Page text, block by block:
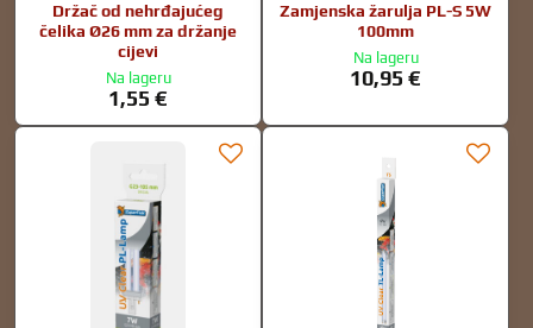
Držač od nehrđajućeg
čelika Ø26 mm za držanje
cijevi
Na lageru
1,55 €
Zamjenska žarulja PL-S 5W
100mm
Na lageru
10,95 €